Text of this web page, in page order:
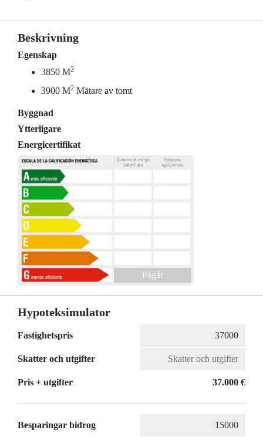
Beskrivning
Egenskap
3850 M2
3900 M2 Mätare av tomt
Byggnad
Ytterligare
Energicertifikat
Pågår
Hypoteksimulator
Fastighetspris
Skatter och utgifter
Pris + utgifter 37.000 €
Besparingar bidrog